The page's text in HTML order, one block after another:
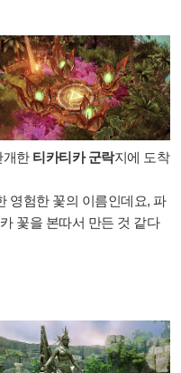
개한 티카티카 군락지에 도착
영험한 꽃의 이름인데요, 파
꽃을 본따서 만든 것 같다